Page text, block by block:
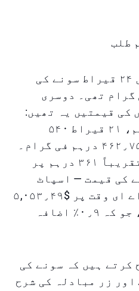
طلب
بدھ کی صبح، دبئی میں ۲۴ قیراط سونے کی
درہم فی گرام تھی۔ دوسری
کی قیمتیں یہ تھیں:
۲۲ قیراط ۵۶۳٫۲۴ درہم، ۲۱ قیراط ۵۴۰
درہم، اور ۱۸ قیراط ۴۶۲٫۷۵ درہم فی گرام۔
۱۴ قیراط کی تبدیلی تقریباً ۳۶۱ درہم پر
کی قیمت — اسپاٹ
گولڈ — ۹:۳۰ صبح، یو اے ای وقت پر $۵,۰۵۳٫۴۹
فی اونس پر پہنچ گئی، جو کہ ۰٫۹٪ اضافہ
کرتے ہیں کہ سونے کی
زر مبادلہ کی شرح